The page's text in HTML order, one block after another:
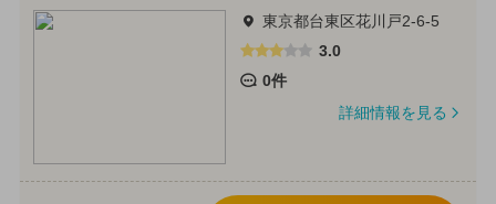
東京都台東区花川戸2-6-5
3.0
0件
詳細情報を見る